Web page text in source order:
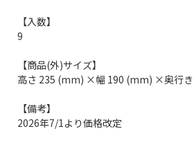
【入数】
9
【商品(外)サイズ】
高さ 235 (mm) ×幅 190 (mm) ×奥行
【備考】
2026年7/1より価格改定